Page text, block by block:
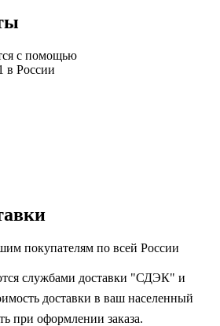
с помощью
в России
покупателям по всей России
службами доставки "СДЭК" и
доставки в ваш населенный
при оформлении заказа.